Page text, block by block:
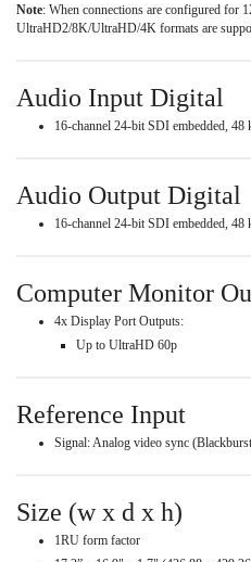
Note: When connections are configured for
UltraHD2/8K/UltraHD/4K formats are
Audio Input Digital
16-channel 24-bit SDI embedded, 48
Audio Output Digital
16-channel 24-bit SDI embedded, 48
Computer Monitor
4x Display Port Outputs:
Up to UltraHD 60p
Reference Input
Signal: Analog video sync
Size (w x d x h)
1RU form factor